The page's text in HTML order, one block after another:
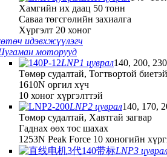
Хамгийн их даац 50 тонн
Саваа төгсгөлийн захиалга
Хүргэлт 20 хоног
идэвхжүүлэгч
моторууд
LNP1 цуврал140, 200,
Төмөр судалтай, Тогтвортой биетэй
1610N оргил хүч
10 хоног хүргэлттэй
LNP2 цуврал140, 170,
Төмөр судалтай, Хавтгай загвар
Гаднах өөх тос шахах
1253N Peak Force 10 хоногийн
LNP3